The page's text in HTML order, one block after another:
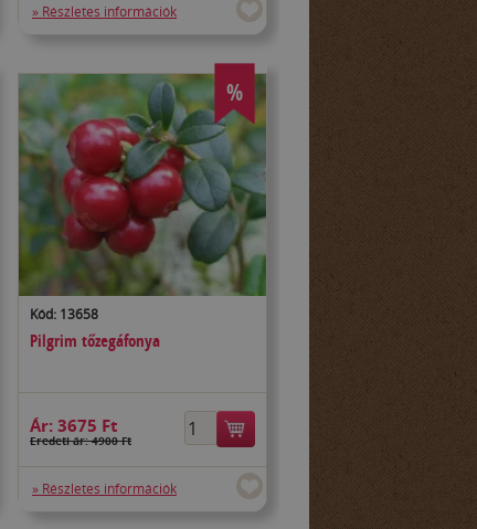
» Részletes információk
%
Kód: 13658
Pilgrim tőzegáfonya
Ár: 3675 Ft
Eredeti ár: 4900 Ft
» Részletes információk